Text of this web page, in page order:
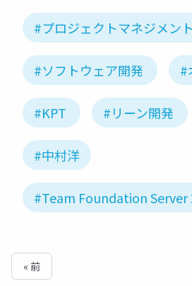
#プロジェクトマネジメント
#ソフトウェア開発 #
#KPT #リーン開発
#中村洋
#Team Foundation Server
« 前